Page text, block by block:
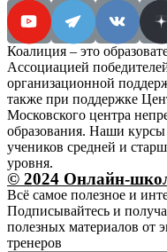
Коалиция – это
Ассоциацией
организационной
также при поддержке
Московского центра
образования. Наши
учеников средней и
уровня.
© 2024 Онлайн-
Всё самое полезное и
Подписывайтесь и
полезных материалов от
тренеров